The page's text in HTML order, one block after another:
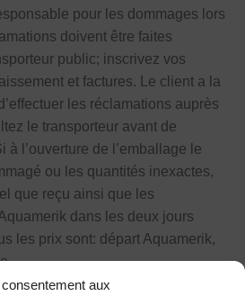
aux
pour les dommages lors
doivent être faites
public; inscrivez vos
et factures. Le client a la
les réclamations auprès
le transporteur avant de
à l’ouverture de l’emballage le
ou les quantités inexactes,
que reçu ainsi que les
dans les deux jours
les prix sont: départ Aquamerik,